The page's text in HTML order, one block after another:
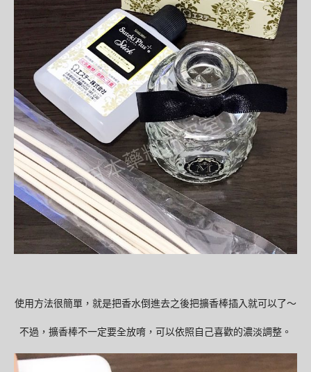
使用方法很簡單，就是把香水倒進去之後把擴香棒插入就可以了～
不過，擴香棒不一定要全放唷，可以依照自己喜歡的濃淡調整。